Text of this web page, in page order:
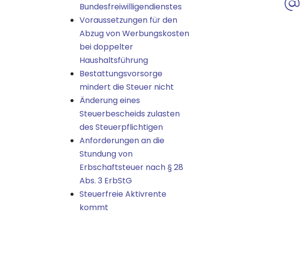
Bundesfreiwilligendienstes
Voraussetzungen für den
Abzug von Werbungskosten
bei doppelter
Haushaltsführung
Bestattungsvorsorge
mindert die Steuer nicht
Änderung eines
Steuerbescheids zulasten
des Steuerpflichtigen
Anforderungen an die
Stundung von
Erbschaftsteuer nach § 28
Abs. 3 ErbStG
Steuerfreie Aktivrente
kommt